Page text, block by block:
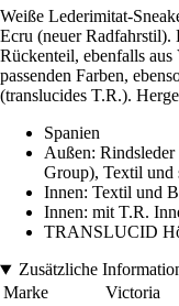
Weiße Lederimitat-
Ecru (neuer
Rückenteil, ebenfalls
passenden Farben,
(translucides T.R.).
Spanien
Außen:
Group), Textil und
Innen: Textil und
Innen: mit T.R.
TRANSLUCID
Zusätzliche
Marke
Victoria